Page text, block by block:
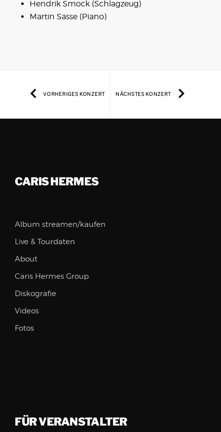
Hendrik Smock (Schlagzeug)
Martin Sasse (Piano)
VORHERIGES KONZERT NÄCHSTES KONZERT
CARIS HERMES
Album streamen/kaufen
Live & Tourdaten
About
Caris Hermes Group
Diskografie
Videos
Fotos
FÜR VERANSTALTER